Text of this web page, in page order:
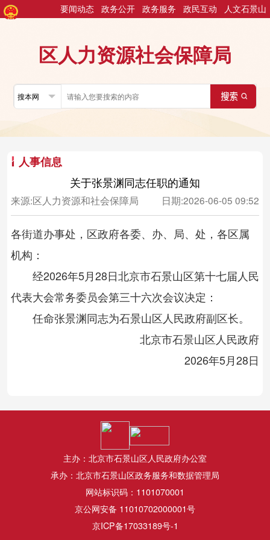
人文石景山
政民互动
政务服务
政务公开
要闻动态
区人力资源社会保障局
人事信息
关于张景渊同志任职的通知
来源:区人力资源和社会保障局 日期:2026-06-05 09:52
各街道办事处，区政府各委、办、局、处，各区属
机构：
经2026年5月28日北京市石景山区第十七届人民
代表大会常务委员会第三十六次会议决定：
任命张景渊同志为石景山区人民政府副区长。
北京市石景山区人民政府
2026年5月28日
主办：北京市石景山区人民政府办公室
承办：北京市石景山区政务服务和数据管理局
网站标识码：1101070001
京公网安备 11010702000001号
京ICP备17033189号-1